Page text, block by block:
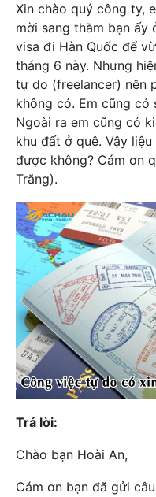
Xin chào quý công ty,
mời sang thăm bạn ấy
visa đi Hàn Quốc để
tháng 6 này. Nhưng
tự do (freelancer) nên
không có. Em cũng
Ngoài ra em cũng có
khu đất ở quê. Vậy
được không? Cám ơn
Trăng).
Trả lời:
Chào bạn Hoài An,
Cám ơn bạn đã gửi